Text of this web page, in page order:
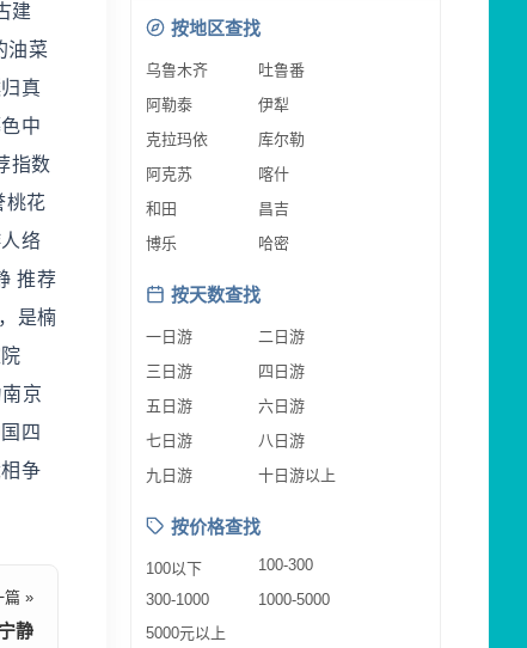
建
油菜
真
中
指数
桃花
络
推荐
是楠
京
四
争
篇 »
静
按地区查找
乌鲁木齐
吐鲁番
阿勒泰
伊犁
克拉玛依
库尔勒
阿克苏
喀什
和田
昌吉
博乐
哈密
按天数查找
一日游
二日游
三日游
四日游
五日游
六日游
七日游
八日游
九日游
十日游以上
按价格查找
100以下
100-300
300-1000
1000-5000
5000元以上